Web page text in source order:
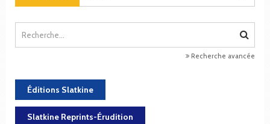
Recherche avancée
Éditions Slatkine
Slatkine Reprints-Érudition